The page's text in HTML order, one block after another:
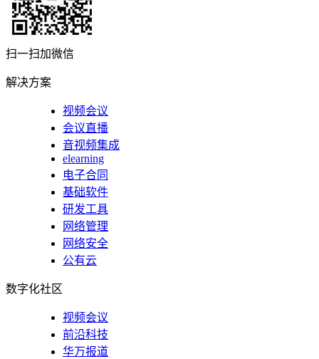
扫一扫加微信
解决方案
视频会议
会议直播
音视频集成
elearning
电子合同
基础软件
研发工具
网络管理
网络安全
公有云
数字化社区
视频会议
前沿科技
华万报道